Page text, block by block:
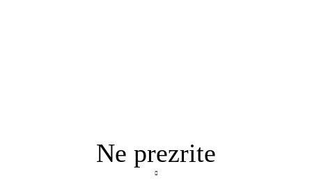
Ne prezrite